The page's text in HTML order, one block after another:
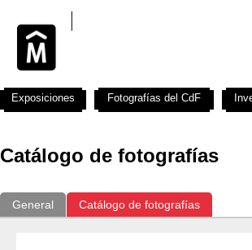
Catálogo de fotografías
General Catálogo de fotografías
Exposiciones Fotografías del CdF